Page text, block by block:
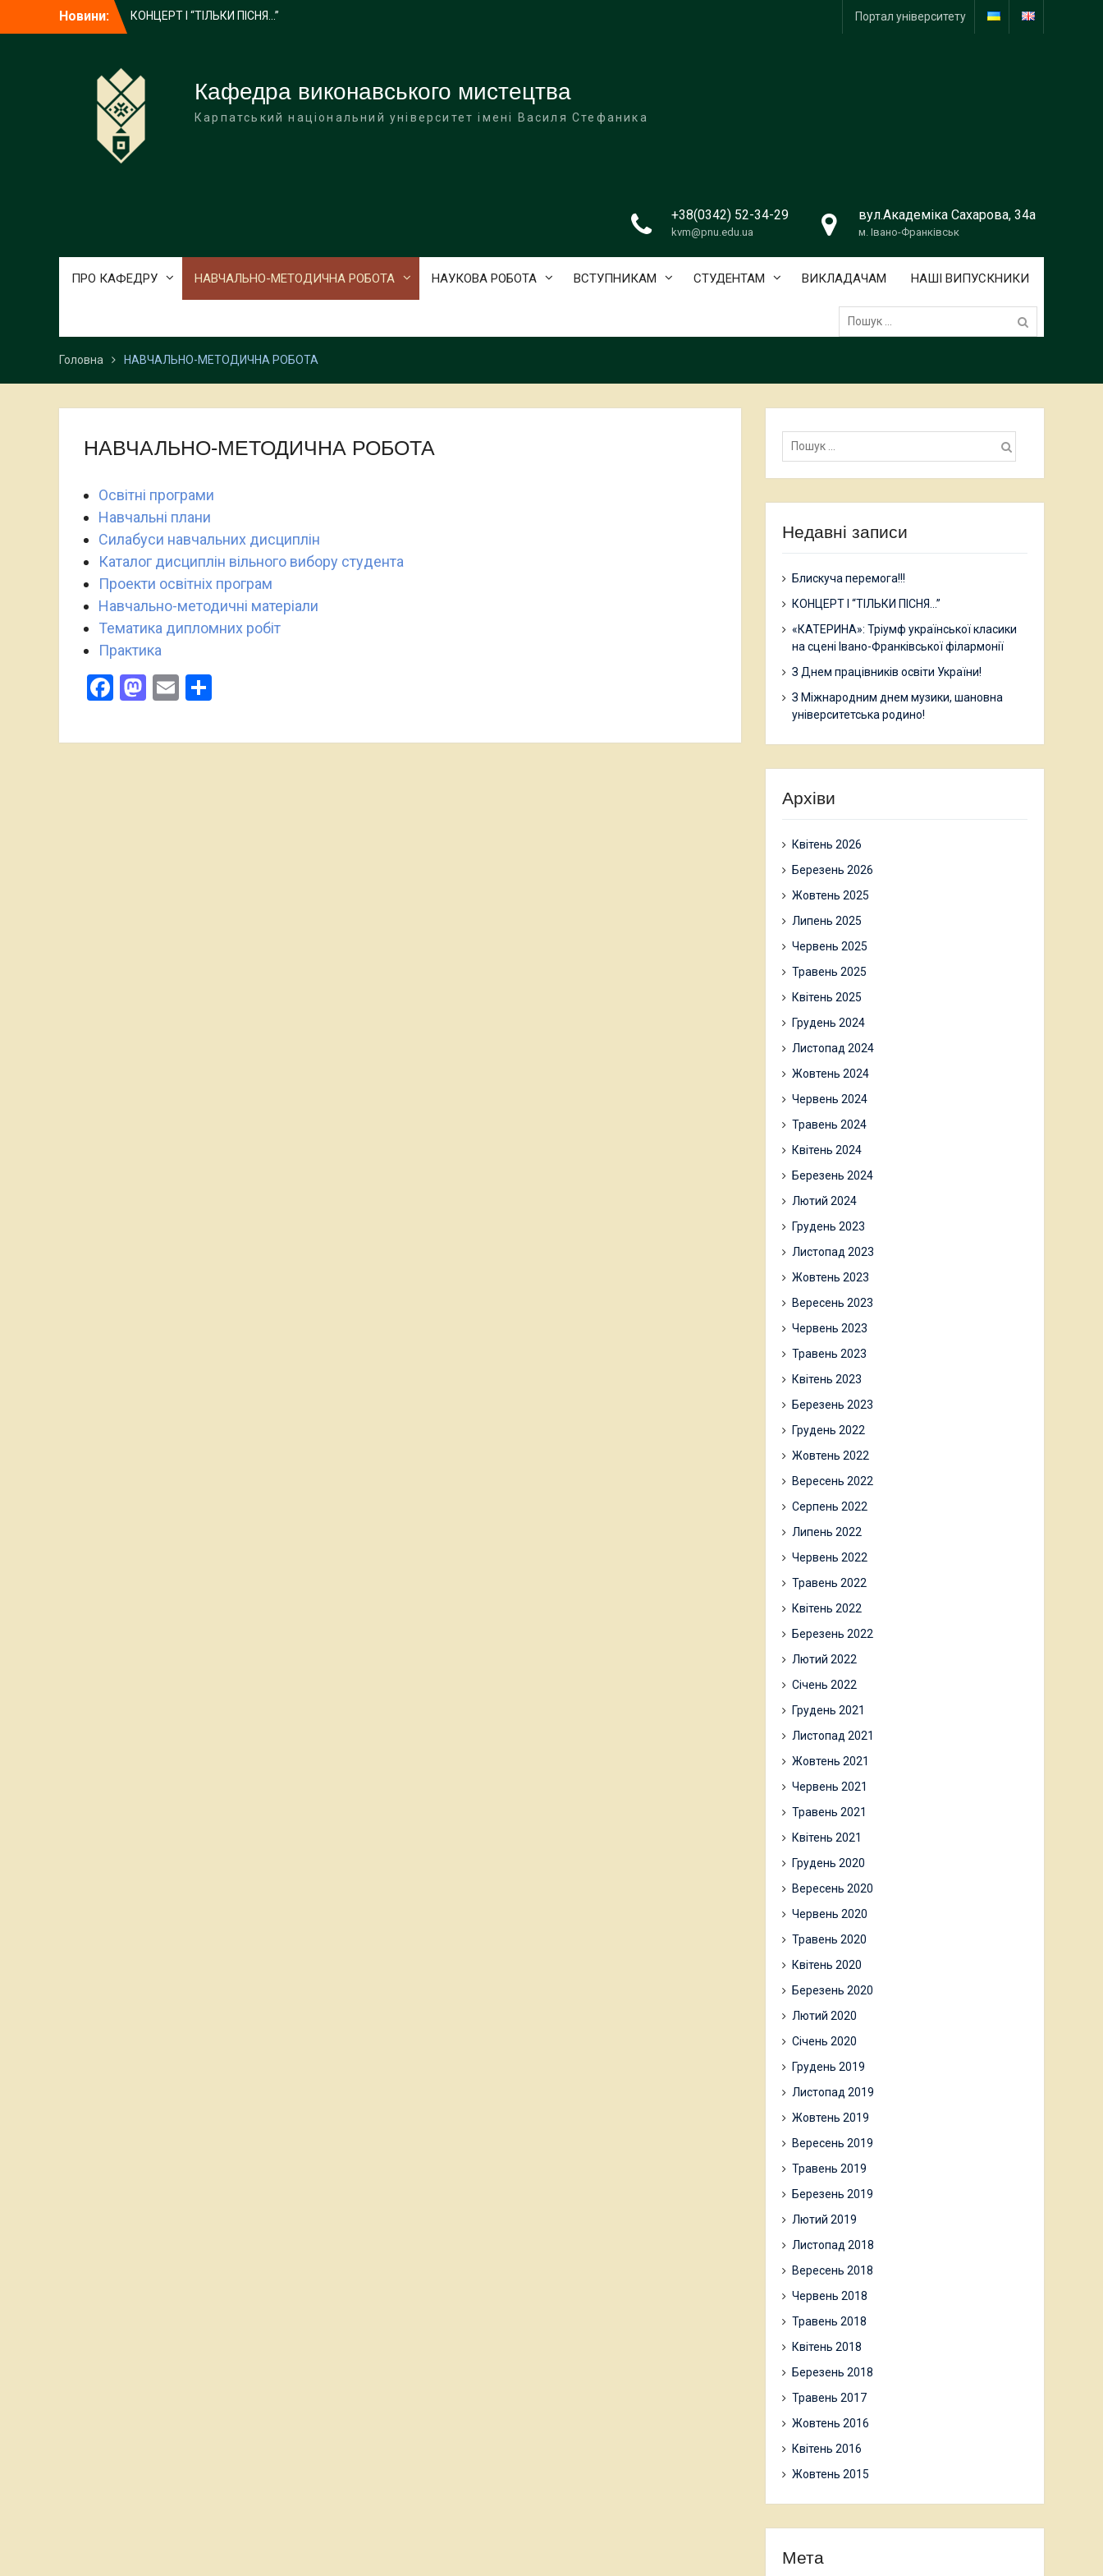
Новини:
КОНЦЕРТ І “ТІЛЬКИ ПІСНЯ…”
Блискуча перемога!!!
Портал університету
Кафедра виконавського мистецтва
Карпатський національний університет імені Василя Стефаника
+38(0342) 52-34-29
kvm@pnu.edu.ua
вул.Академіка Сахарова, 34а
м. Івано-Франківськ
ПРО КАФЕДРУ НАВЧАЛЬНО-МЕТОДИЧНА РОБОТА НАУКОВА РОБОТА ВСТУПНИКАМ СТУДЕНТАМ ВИКЛАДАЧАМ НАШІ ВИПУСКНИКИ
Пошук:
Головна НАВЧАЛЬНО-МЕТОДИЧНА РОБОТА
НАВЧАЛЬНО-МЕТОДИЧНА РОБОТА
Освітні програми
Навчальні плани
Силабуси навчальних дисциплін
Каталог дисциплін вільного вибору студента
Проекти освітніх програм
Навчально-методичні матеріали
Тематика дипломних робіт
Практика
Facebook
Mastodon
Email
Пошук:
Недавні записи
Блискуча перемога!!!
КОНЦЕРТ І “ТІЛЬКИ ПІСНЯ…”
«КАТЕРИНА»: Тріумф української класики
на сцені Івано-Франківської філармонії
З Днем працівників освіти України!
З Міжнародним днем музики, шановна
університетська родино!
Архіви
Квітень 2026
Березень 2026
Жовтень 2025
Липень 2025
Червень 2025
Травень 2025
Квітень 2025
Грудень 2024
Листопад 2024
Жовтень 2024
Червень 2024
Травень 2024
Квітень 2024
Березень 2024
Лютий 2024
Грудень 2023
Листопад 2023
Жовтень 2023
Вересень 2023
Червень 2023
Травень 2023
Квітень 2023
Березень 2023
Грудень 2022
Жовтень 2022
Вересень 2022
Серпень 2022
Липень 2022
Червень 2022
Травень 2022
Квітень 2022
Березень 2022
Лютий 2022
Січень 2022
Грудень 2021
Листопад 2021
Жовтень 2021
Червень 2021
Травень 2021
Квітень 2021
Грудень 2020
Вересень 2020
Червень 2020
Травень 2020
Квітень 2020
Березень 2020
Лютий 2020
Січень 2020
Грудень 2019
Листопад 2019
Жовтень 2019
Вересень 2019
Травень 2019
Березень 2019
Лютий 2019
Листопад 2018
Вересень 2018
Червень 2018
Травень 2018
Квітень 2018
Березень 2018
Травень 2017
Жовтень 2016
Квітень 2016
Жовтень 2015
Мета